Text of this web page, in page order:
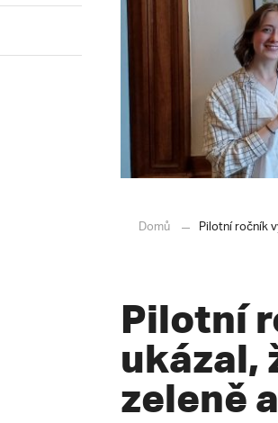
Domů Pilotní ročník
Pilotní
ukázal,
zeleně